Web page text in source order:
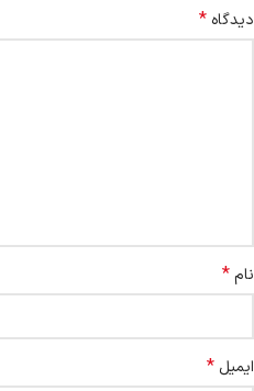
دیدگاه *
نام*
ایمیل *